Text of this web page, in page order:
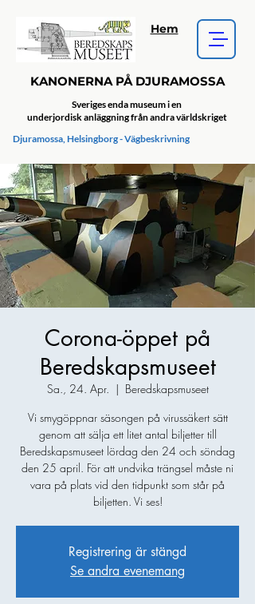
KANONERNA PÅ DJURAMOSSA
Djuramossa, Helsingborg - Vägbeskrivning
Sveriges enda museum i en
underjordisk anläggning från andra världskriget
Hem
Corona-öppet på
Beredskapsmuseet
Sa., 24. Apr.
  |
Beredskapsmuseet
Vi smygöppnar säsongen på virussäkert sätt
genom att sälja ett litet antal biljetter till
Beredskapsmuseet lördag den 24 och söndag
den 25 april. För att undvika trängsel måste ni
vara på plats vid den tidpunkt som står på
biljetten. Vi ses!
Registrering är stängd
Se andra evenemang